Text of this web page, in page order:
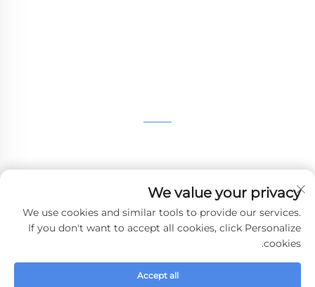
[email protected]
حقوق النشر © 2024 WHALE STONE 3d جميع الحقوق محفوظة.
سياسة
الخصوصية -مدونة
We value your privacy
We use cookies and similar tools to provide our services.
If you don't want to accept all cookies, click Personalize
cookies.
Accept all